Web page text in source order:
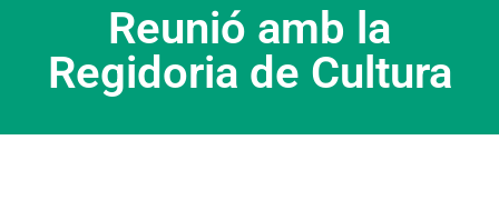
Reunió amb la
Regidoria de Cultura